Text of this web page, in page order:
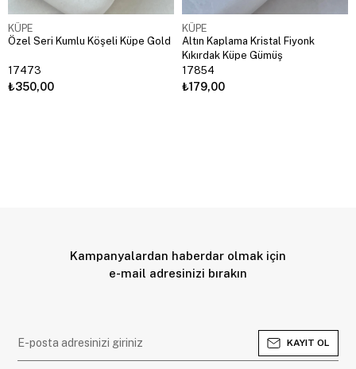
KÜPE
Özel Seri Kumlu Köşeli Küpe Gold
17473
₺350,00
KÜPE
Altın Kaplama Kristal Fiyonk
Kıkırdak Küpe Gümüş
17854
₺179,00
Kampanyalardan haberdar olmak için
e-mail adresinizi bırakın
KAYIT OL